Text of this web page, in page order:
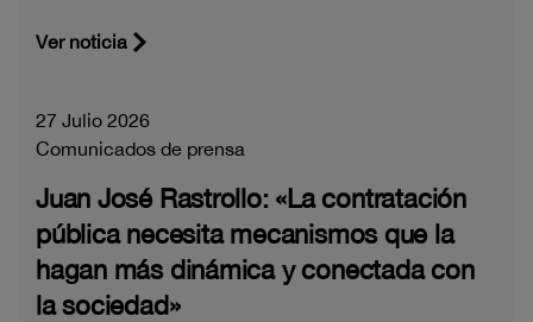
Ver noticia
27 Julio 2026
Comunicados de prensa
Juan José Rastrollo: «La contratación
pública necesita mecanismos que la
hagan más dinámica y conectada con
la sociedad»